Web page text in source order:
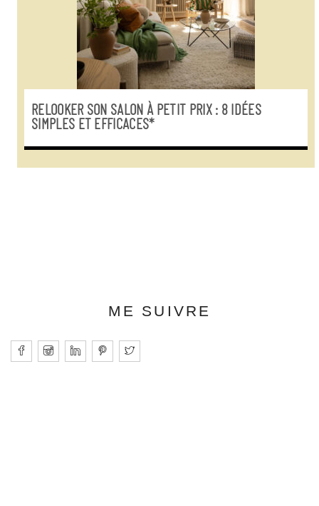
RELOOKER SON SALON À PETIT PRIX : 8 IDÉES
SIMPLES ET EFFICACES*
ME SUIVRE